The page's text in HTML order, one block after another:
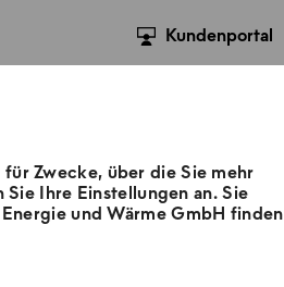
Presse Kontakt
Kundenportal
Zwecke, über die Sie mehr
Ihre Einstellungen an. Sie
und Wärme GmbH finden